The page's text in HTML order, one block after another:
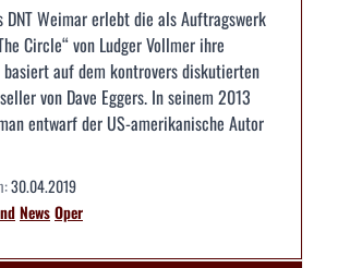
DNT Weimar erlebt die als Auftragswerk
Circle“ von Ludger Vollmer ihre
basiert auf dem kontrovers diskutierten
von Dave Eggers. In seinem 2013
entwarf der US-amerikanische Autor
30.04.2019
NewsOper